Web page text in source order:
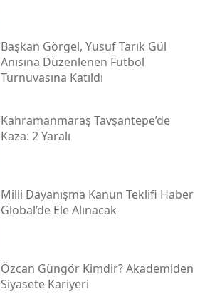
Başkan Görgel, Yusuf Tarık Gül
Anısına Düzenlenen Futbol
Turnuvasına Katıldı
Kahramanmaraş Tavşantepe’de
Kaza: 2 Yaralı
Milli Dayanışma Kanun Teklifi Haber
Global’de Ele Alınacak
Özcan Güngör Kimdir? Akademiden
Siyasete Kariyeri